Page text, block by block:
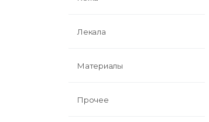
Лекала
Материалы
Прочее